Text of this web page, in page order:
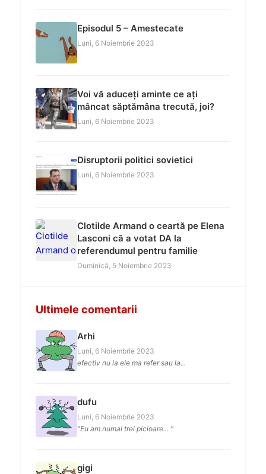
Episodul 5 – Amestecate
Luni, 6 Noiembrie 2023
Voi vă aduceți aminte ce ați
mâncat săptămâna trecută, joi?
Luni, 6 Noiembrie 2023
Disruptorii politici sovietici
Luni, 6 Noiembrie 2023
Clotilde Armand o ceartă pe Elena
Lasconi că a votat DA la
referendumul pentru familie
Duminică, 5 Noiembrie 2023
Ultimele comentarii
Arhi
Luni, 6 Noiembrie 2023
efectiv nu la ele ma refer sau la...
dufu
Luni, 6 Noiembrie 2023
"Eu am numai trei picioare... "
gigi